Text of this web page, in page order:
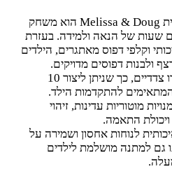
משחק השחלת החרוזים מבית Melissa & Doug הוא משחק
שעות של הנאה ולמידה. בעזרת
וקלפי דפוס מאתגרים, הילדים
ולבנות דפוסים מדויקים.
המשחק כולל 5 קלפי דפוס דו צדדיים, כך שניתן ליצור 10
להתקדמות הילד.
מוטוריות עדינות, זיהוי
ויכולת התאמה.
לנוחות אחסון ושמירה על
גם למתנה מושלמת לילדים